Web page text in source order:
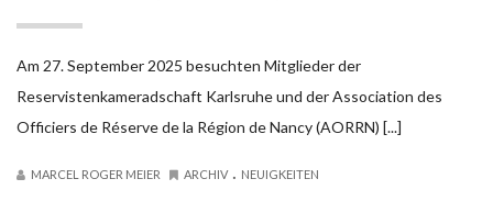
Am 27. September 2025 besuchten Mitglieder der
Reservistenkameradschaft Karlsruhe und der Association des
Officiers de Réserve de la Région de Nancy (AORRN) [...]
MARCEL ROGER MEIER ARCHIV . NEUIGKEITEN